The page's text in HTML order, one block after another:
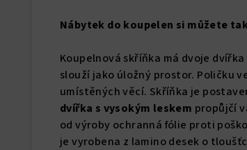
Nábytek do koupelen si můžete
Koupelnová skříňka má dvoje
slouží jako úložný prostor. Poličku
umístěných věcí. Skříňka je
dvířka s vysokým leskem propůjčí
od výroby ochranná fólie proti
je vyrobena z lamino desek o